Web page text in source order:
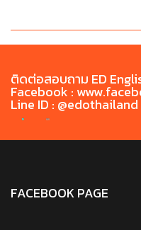
ติดต่อสอบถาม ED
Facebook :
Line ID : @edothailand
FACEBOOK PAGE